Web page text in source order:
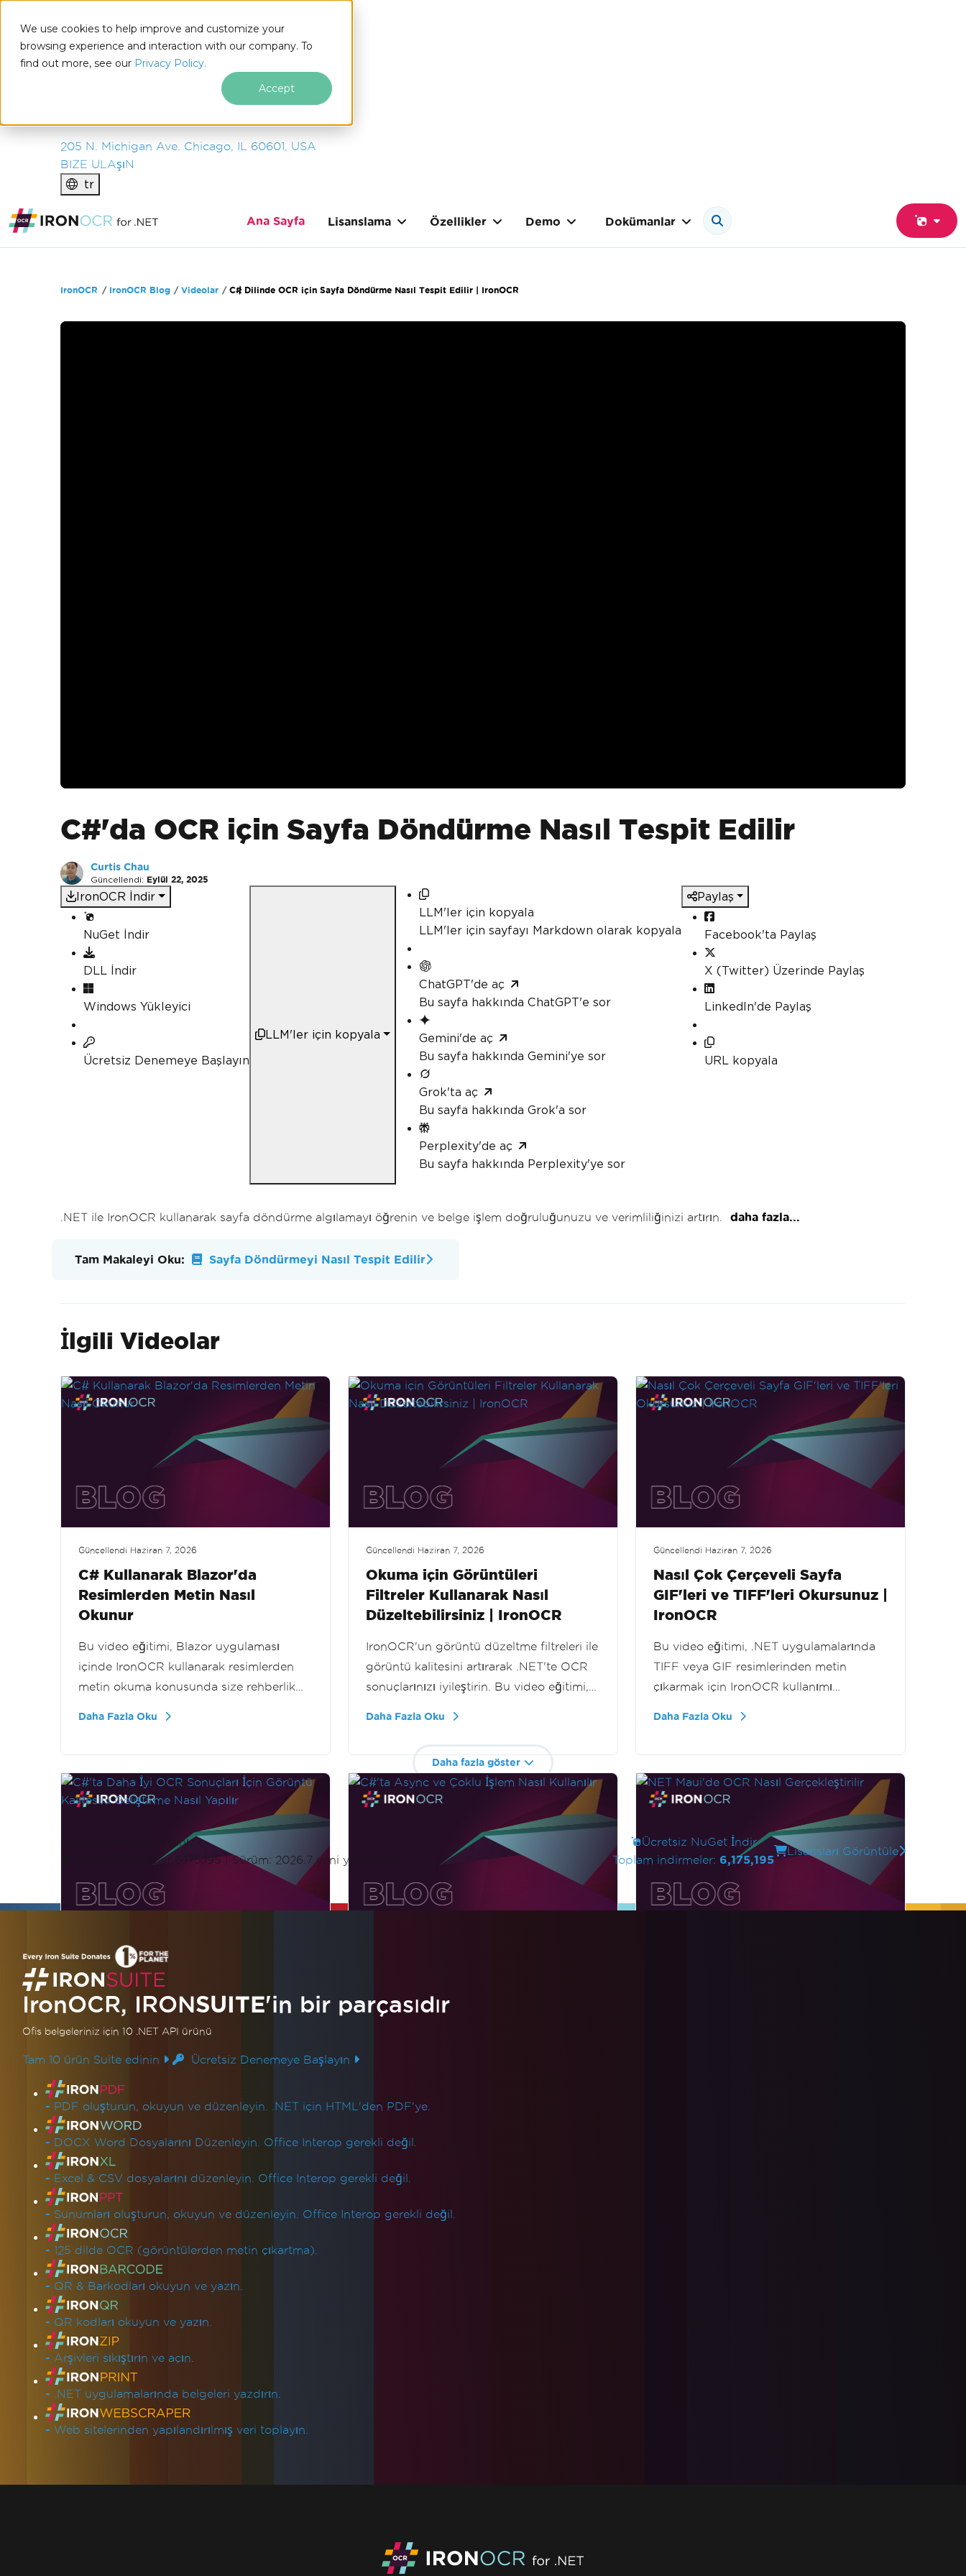
We use cookies to help improve and customize your
browsing experience and interaction with our company. To
find out more, see our Privacy Policy.
Accept
IRONSOFTWARE
ÜRüNLER
KURUM
205 N. Michigan Ave. Chicago, IL 60601, USA
BIZE ULAşıN
tr
Ana Sayfa Lisanslama Özellikler Demo Dokümanlar
IronOCR IronOCR Blog Videolar C# Dilinde OCR için Sayfa Döndürme Nasıl Tespit Edilir | IronOCR
C#'da OCR için Sayfa Döndürme Nasıl Tespit Edilir
Curtis Chau
Güncellendi: Eylül 22, 2025
IronOCR İndir
NuGet İndir
DLL İndir
Windows Yükleyici
Ücretsiz Denemeye Başlayın
LLM'ler için kopyala
LLM'ler için kopyala
LLM'ler için sayfayı Markdown olarak kopyala
ChatGPT'de aç
Bu sayfa hakkında ChatGPT'e sor
Gemini'de aç
Bu sayfa hakkında Gemini'ye sor
Grok'ta aç
Bu sayfa hakkında Grok'a sor
Perplexity'de aç
Bu sayfa hakkında Perplexity'ye sor
Paylaş
Facebook'ta Paylaş
X (Twitter) Üzerinde Paylaş
LinkedIn'de Paylaş
URL kopyala
.NET ile IronOCR kullanarak sayfa döndürme algılamayı öğrenin ve belge işlem doğruluğunuzu ve verimliliğinizi artırın. daha fazla...
Tam Makaleyi Oku: Sayfa Döndürmeyi Nasıl Tespit Edilir
İlgili Videolar
Güncellendi Haziran 7, 2026
C# Kullanarak Blazor'da
Resimlerden Metin Nasıl
Okunur
Bu video eğitimi, Blazor uygulaması
içinde IronOCR kullanarak resimlerden
metin okuma konusunda size rehberlik
Daha Fazla Oku
Güncellendi Haziran 7, 2026
Okuma için Görüntüleri
Filtreler Kullanarak Nasıl
Düzeltebilirsiniz | IronOCR
IronOCR'un görüntü düzeltme filtreleri ile
görüntü kalitesini artırarak .NET'te OCR
sonuçlarınızı iyileştirin. Bu video eğitimi,
net ve doğru metin tanıma sağlanır. OCR
projelerinde düşük kaliteli görüntü
sorunlarıyla karşılaşan geliştiriciler için
mükemmeldir.
Daha Fazla Oku
Güncellendi Haziran 7, 2026
Nasıl Çok Çerçeveli Sayfa
GIF'leri ve TIFF'leri Okursunuz |
IronOCR
Bu video eğitimi, .NET uygulamalarında
TIFF veya GIF resimlerinden metin
çıkarmak için IronOCR kullanımı
uygulamanın yolunu öğreneceksiniz, bu
da uygulamalarınızın yeteneklerini
Daha Fazla Oku
GüncellendiOcak 10, 2026
C#'ta Daha İyi OCR Sonuçları
İçin Görüntü Kalitesini
Geliştirme Nasıl Yapılır
için görüntü kalitesini nasıl artıracağınızı
öğrenin. Bu eğitim, bulanık, düşük-
kontrastlı veya kötü taranmış resimleri
iyileştirme sürecini size rehberlik eder.
Daha Fazla Oku
renklerini optimize ederek daha kesin
Daha fazla göster
Başlamaya Hazır mısınız?
Nuget İndirmeler 6,175,195| Sürüm: 2026.7 yeni yayınlandı
Ücretsiz NuGet İndir
Toplam indirmeler: 6,175,195
Lisansları Görüntüle
IronOCR, IRONSUITE'in bir parçasıdır
Ofis belgeleriniz için 10 .NET API ürünü
Tam 10 ürün Suite edinin Ücretsiz Denemeye Başlayın
Ürün Bağlantıları
- PDF oluşturun, okuyun ve düzenleyin. .NET için HTML'den PDF'ye.
- DOCX Word Dosyalarını Düzenleyin. Office Interop gerekli değil.
- Excel & CSV dosyalarını düzenleyin. Office Interop gerekli değil.
- Sunumları oluşturun, okuyun ve düzenleyin. Office Interop gerekli değil.
- 125 dilde OCR (görüntülerden metin çıkartma).
- QR & Barkodları okuyun ve yazın.
- QR kodları okuyun ve yazın.
- Arşivleri sıkıştırın ve açın.
- .NET uygulamalarında belgeleri yazdırın.
- Web sitelerinden yapılandırılmış veri toplayın.